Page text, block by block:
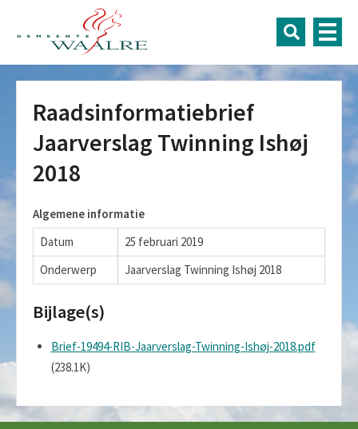
Raadsinformatiebrief
Jaarverslag Twinning Ishøj
2018
Algemene informatie
Datum
25 februari 2019
Onderwerp
Jaarverslag Twinning Ishøj 2018
Bijlage(s)
Brief-19494-RIB-Jaarverslag-Twinning-Ishøj-2018.pdf
(238.1K)